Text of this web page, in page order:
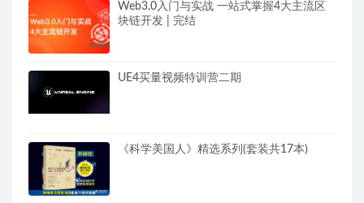
Web3.0入门与实战 一站式掌握4大主流区
块链开发 | 完结
UE4买量视频特训营二期
《科学美国人》精选系列(套装共17本)